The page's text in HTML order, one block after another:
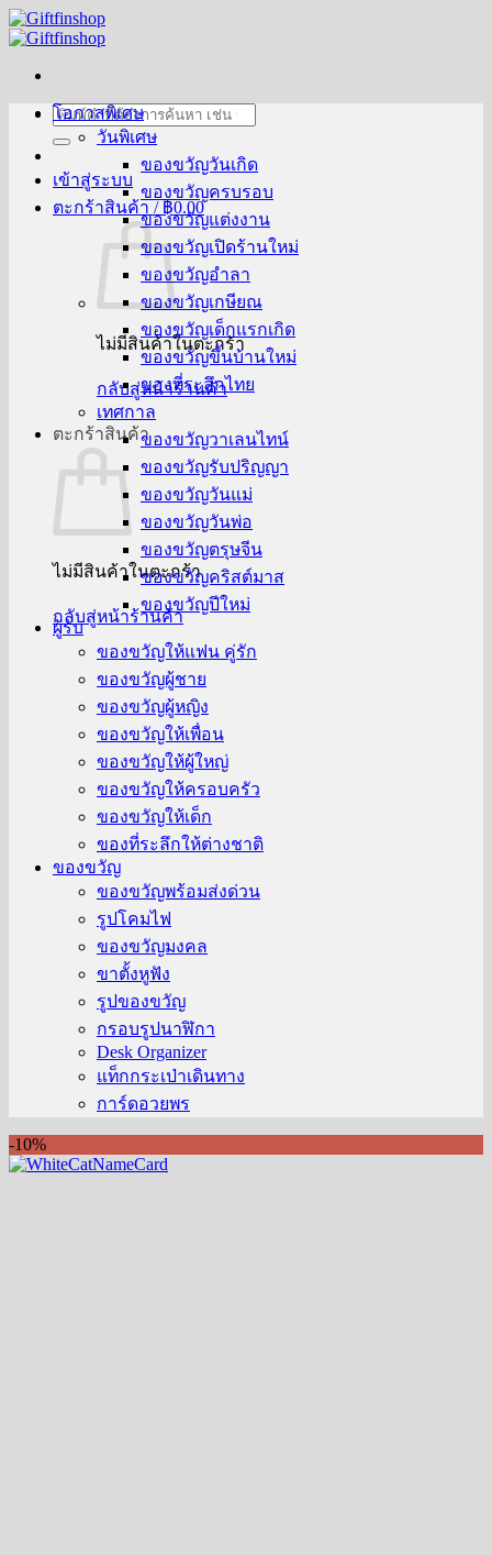
ข้าม
ไป
เนื้อหา
ค้นหา:
เข้าสู่ระบบ
ตะกร้าสินค้า / ฿0.00
ไม่มีสินค้าในตะกร้า
กลับสู่หน้าร้านค้า
ตะกร้าสินค้า
ไม่มีสินค้าในตะกร้า
กลับสู่หน้าร้านค้า
โอกาสพิเศษ
วันพิเศษ
ของขวัญวันเกิด
ของขวัญครบรอบ
ของขวัญแต่งงาน
ของขวัญเปิดร้านใหม่
ของขวัญอำลา
ของขวัญเกษียณ
ของขวัญเด็กแรกเกิด
ของขวัญขึ้นบ้านใหม่
ของที่ระลึกไทย
เทศกาล
ของขวัญวาเลนไทน์
ของขวัญรับปริญญา
ของขวัญวันแม่
ของขวัญวันพ่อ
ของขวัญตรุษจีน
ของขวัญคริสต์มาส
ของขวัญปีใหม่
ผู้รับ
ของขวัญให้แฟน คู่รัก
ของขวัญผู้ชาย
ของขวัญผู้หญิง
ของขวัญให้เพื่อน
ของขวัญให้ผู้ใหญ่
ของขวัญให้ครอบครัว
ของขวัญให้เด็ก
ของที่ระลึกให้ต่างชาติ
ของขวัญ
ของขวัญพร้อมส่งด่วน
รูปโคมไฟ
ของขวัญมงคล
ขาตั้งหูฟัง
รูปของขวัญ
กรอบรูปนาฬิกา
Desk Organizer
แท็กกระเป่าเดินทาง
การ์ดอวยพร
-10%